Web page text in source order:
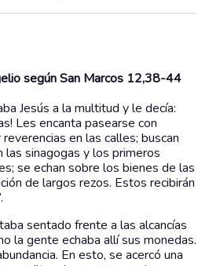
según San Marcos 12,38-44
Jesús a la multitud y le decía:
Les encanta pasearse con
en las calles; buscan
sinagogas y los primeros
se echan sobre los bienes de las
de largos rezos. Estos recibirán
sentado frente a las alcancías
la gente echaba allí sus monedas.
En esto, se acercó una